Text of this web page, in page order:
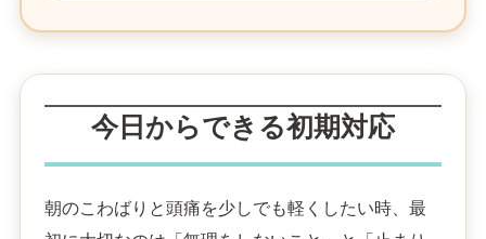
今日からできる初期対応
朝のこわばりと頭痛を少しでも軽くしたい時、最